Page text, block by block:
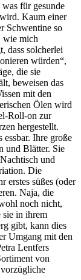
für gesunde
Kaum einer
Schwentine so
wie mich
dass solcherlei
würden“,
die sie
beweisen das
mit den
Ölen wird
Roll-on zur
hergestellt.
Ihre große
und Blätter. Sie
und
Die
erstes süßes (oder
Naja, die
noch nicht,
sie in ihrem
gibt, kann dies
Umgang mit den
Lentfers
von